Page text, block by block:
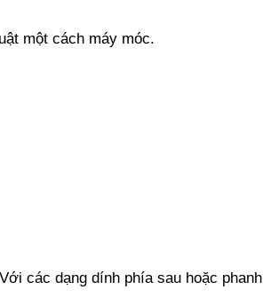
một cách máy móc.
các dạng dính phía sau hoặc phanh